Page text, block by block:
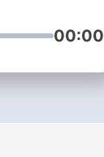
00:00